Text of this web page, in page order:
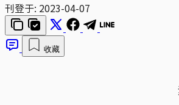
刊登于: 2023-04-07
收藏